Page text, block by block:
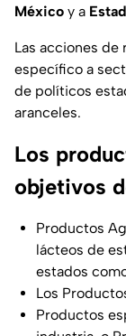
México y a
Las acciones de
específico a
de políticos
aranceles.
Los
objetivos
Productos
lácteos de
estados
Los
Productos